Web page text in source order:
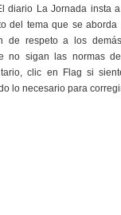
diario La Jornada insta
del tema que se
de respeto a los
no sigan las normas
clic en Flag si
lo necesario para